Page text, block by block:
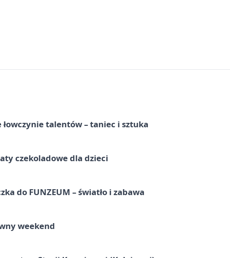
talentów – taniec i sztuka
czekoladowe dla dzieci
do FUNZEUM – światło i zabawa
weekend